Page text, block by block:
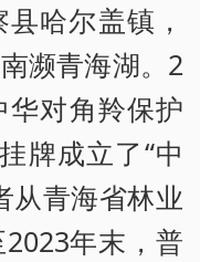
哈尔盖镇，
濒青海湖。2
华对角羚保护
牌成立了“中
从青海省林业
年末，普